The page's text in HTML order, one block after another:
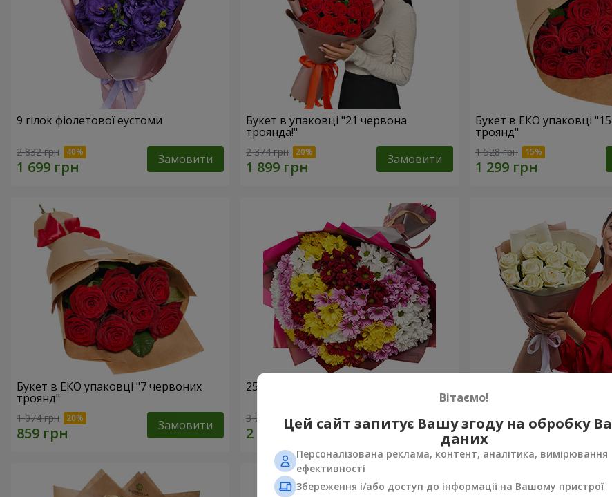
9 гілок фіолетової еустоми
2 832 грн Замовити
Букет в упаковці "21 червона
троянда!"
2 374 грн Замовити
Букет в ЕКО упаковці
троянд"
1 528 грн
Букет в ЕКО упаковці "7 червоних
троянд"
1 074 грн Замовити
25 різнокольорових хризантем!
3 749 грн Замовити 1 399 грн
Вітаємо!
Цей сайт запитує Вашу згоду на обробку
даних
Персоналізована реклама, контент, аналітика, вимірювання
ефективності
Збереження і/або доступ до інформації на Вашому пристрої